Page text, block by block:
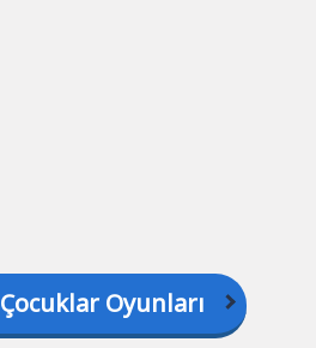
Çocuklar Oyunları